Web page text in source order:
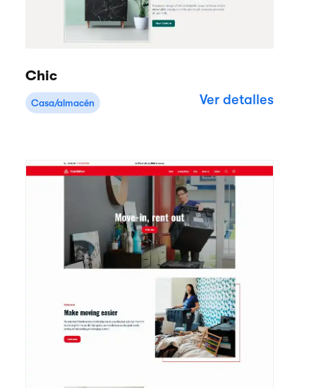
Chic
Casa/almacén Ver detalles